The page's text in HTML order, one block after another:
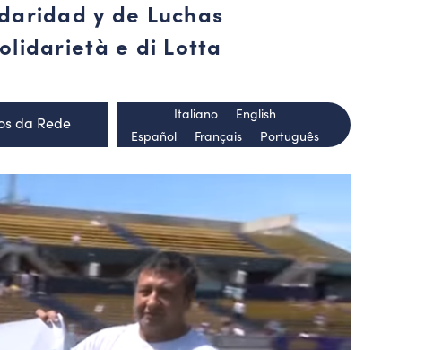
y de Luchas
e di Lotta
da Rede
Español Français Português
Italiano English